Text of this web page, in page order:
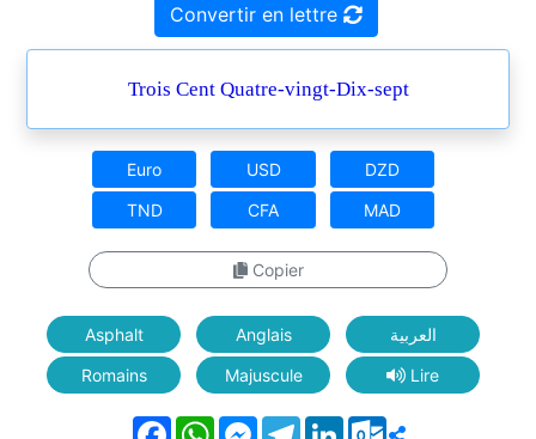
Convertir en lettre
Trois Cent Quatre-vingt-Dix-sept
Euro USD
DZD
TND
CFA MAD
Copier
Asphalt Anglais
العربية
Romains
Majuscule Lire
FacebookWhatsAppMessenger
Telegram
LinkedInOutlook.com